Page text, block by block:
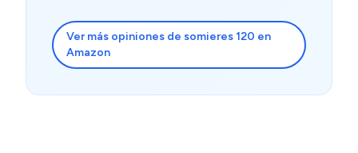
Ver más opiniones de somieres 120 en
Amazon